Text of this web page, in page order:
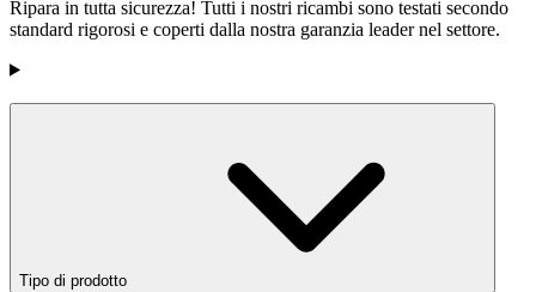
Ripara in tutta sicurezza! Tutti i nostri ricambi sono testati secondo
standard rigorosi e coperti dalla nostra garanzia leader nel settore.
Prodotti
Tipo di prodotto